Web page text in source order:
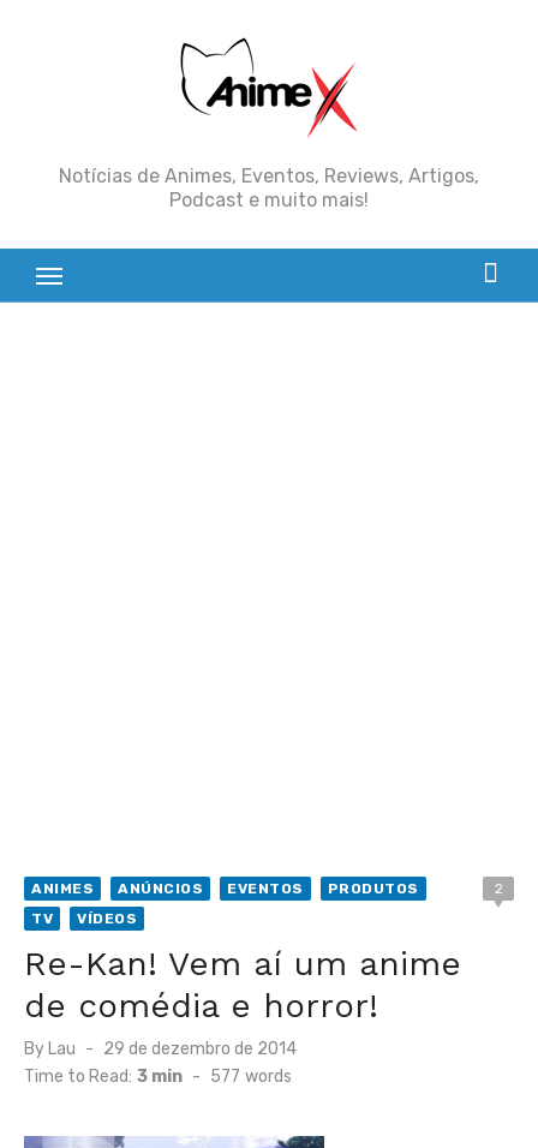
Notícias de Animes, Eventos, Reviews, Artigos,
Podcast e muito mais!
ANIMES ANÚNCIOS EVENTOS
PRODUTOS
TV
VÍDEOS
2
Re-Kan! Vem aí um anime
de comédia e horror!
By Lau
Posted
on
29 de dezembro de 2014
Time to Read: 3 min - 577 words